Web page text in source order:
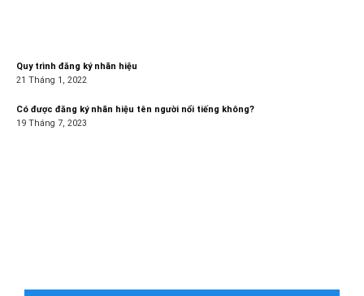
Quy trình đăng ký nhãn hiệu
21 Tháng 1, 2022
Có được đăng ký nhãn hiệu tên người nổi tiếng không?
19 Tháng 7, 2023